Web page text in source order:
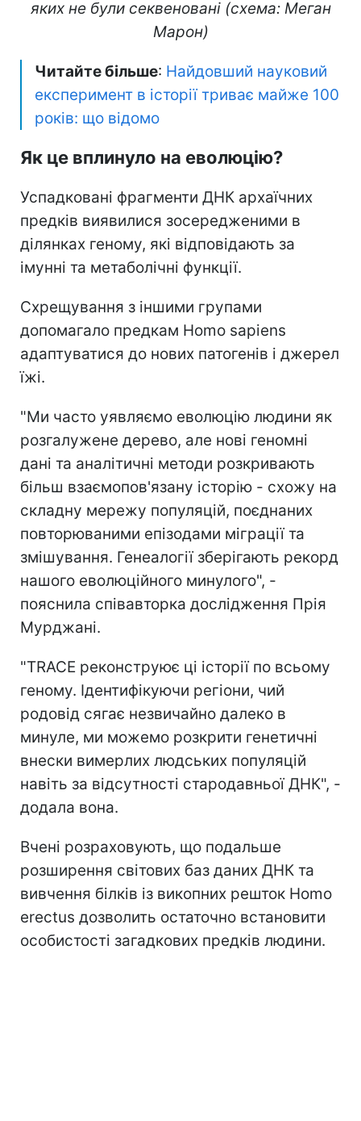
яких не були секвеновані (схема: Меган
Марон)
Читайте більше: Найдовший науковий
експеримент в історії триває майже 100
років: що відомо
Як це вплинуло на еволюцію?
Успадковані фрагменти ДНК архаїчних
предків виявилися зосередженими в
ділянках геному, які відповідають за
імунні та метаболічні функції.
Схрещування з іншими групами
допомагало предкам Homo sapiens
адаптуватися до нових патогенів і джерел
їжі.
"Ми часто уявляємо еволюцію людини як
розгалужене дерево, але нові геномні
дані та аналітичні методи розкривають
більш взаємопов'язану історію - схожу на
складну мережу популяцій, поєднаних
повторюваними епізодами міграції та
змішування. Генеалогії зберігають рекорд
нашого еволюційного минулого", -
пояснила співавторка дослідження Прія
Мурджані.
"TRACE реконструює ці історії по всьому
геному. Ідентифікуючи регіони, чий
родовід сягає незвичайно далеко в
минуле, ми можемо розкрити генетичні
внески вимерлих людських популяцій
навіть за відсутності стародавньої ДНК", -
додала вона.
Вчені розраховують, що подальше
розширення світових баз даних ДНК та
вивчення білків із викопних решток Homo
erectus дозволить остаточно встановити
особистості загадкових предків людини.